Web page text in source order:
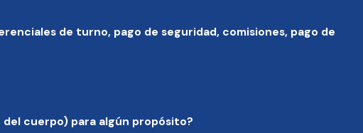
de turno, pago de seguridad, comisiones, pago de
cuerpo) para algún propósito?